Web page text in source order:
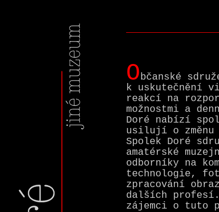
Občanské
k uskutečnění
reakcí na
možnostmi a
Doré nabízí
usilují o
Spolek Doré
amatérské
odborníky na
technologie,
zpracování
dalších profesí.
zájemci o tuto